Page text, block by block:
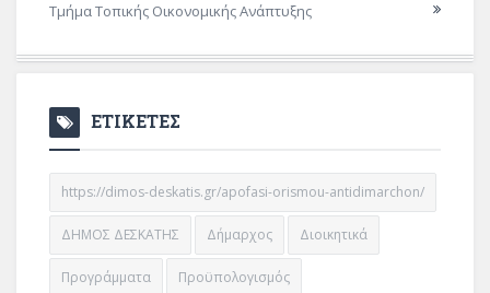
Τμήμα Τοπικής Οικονομικής Ανάπτυξης
ΕΤΙΚΕΤΕΣ
https://dimos-deskatis.gr/apofasi-orismou-antidimarchon/
ΔΗΜΟΣ ΔΕΣΚΑΤΗΣ Δήμαρχος Διοικητικά
Προγράμματα Προϋπολογισμός